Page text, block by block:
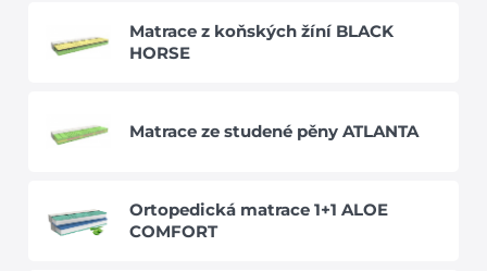
Matrace z koňských žíní BLACK
HORSE
Matrace ze studené pěny ATLANTA
Ortopedická matrace 1+1 ALOE
COMFORT